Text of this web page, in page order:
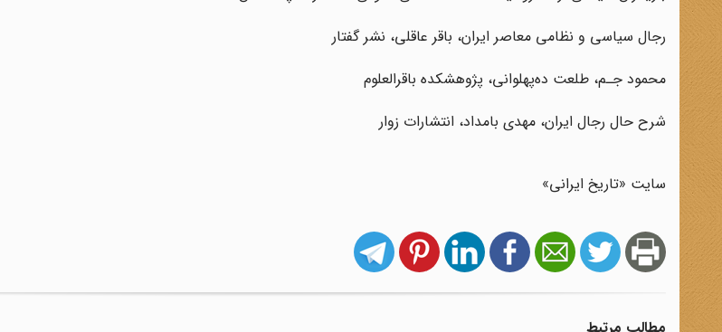
رجال سیاسی و نظامی معاصر ایران، باقر عاقلی، نشر گفتار
محمود جـم، طلعت ده‌پهلوانی، پژوهشکده باقرالعلوم
شرح حال رجال ایران، مهدی بامداد، انتشارات زوار
سایت «تاریخ ایرانی»